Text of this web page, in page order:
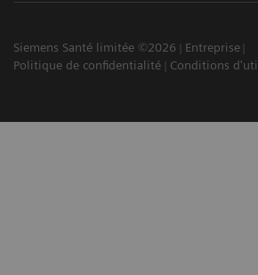
Siemens Santé limitée ©2026
Entreprise
Politique de confidentialité
Conditions